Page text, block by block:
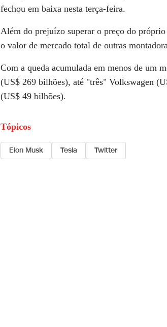
fechou em baixa nesta terça-feira.
Além do prejuízo superar o preço do
o valor de mercado total de outras
Com a queda acumulada em menos de um
(US$ 269 bilhões), até "três" Volkswagen
(US$ 49 bilhões).
Tópicos
Elon Musk Tesla Twitter